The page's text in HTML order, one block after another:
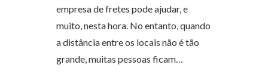
empresa de fretes pode ajudar, e
muito, nesta hora. No entanto, quando
a distância entre os locais não é tão
grande, muitas pessoas ficam…